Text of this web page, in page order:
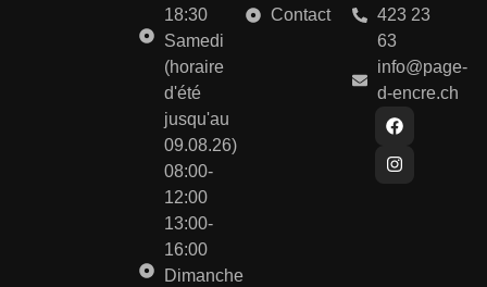
18:30
Samedi
(horaire
d'été
jusqu'au
09.08.26)
08:00-
12:00
13:00-
16:00
Dimanche
Contact
423 23
63
info@page-
d-encre.ch